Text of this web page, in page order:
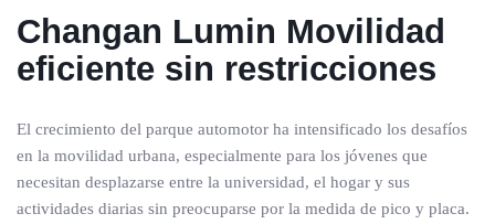
Changan Lumin Movilidad
eficiente sin restricciones
El crecimiento del parque automotor ha intensificado los desafíos
en la movilidad urbana, especialmente para los jóvenes que
necesitan desplazarse entre la universidad, el hogar y sus
actividades diarias sin preocuparse por la medida de pico y placa.